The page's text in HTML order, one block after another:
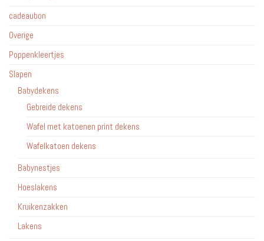
cadeaubon
Overige
Poppenkleertjes
Slapen
Babydekens
Gebreide dekens
Wafel met katoenen print dekens
Wafelkatoen dekens
Babynestjes
Hoeslakens
Kruikenzakken
Lakens